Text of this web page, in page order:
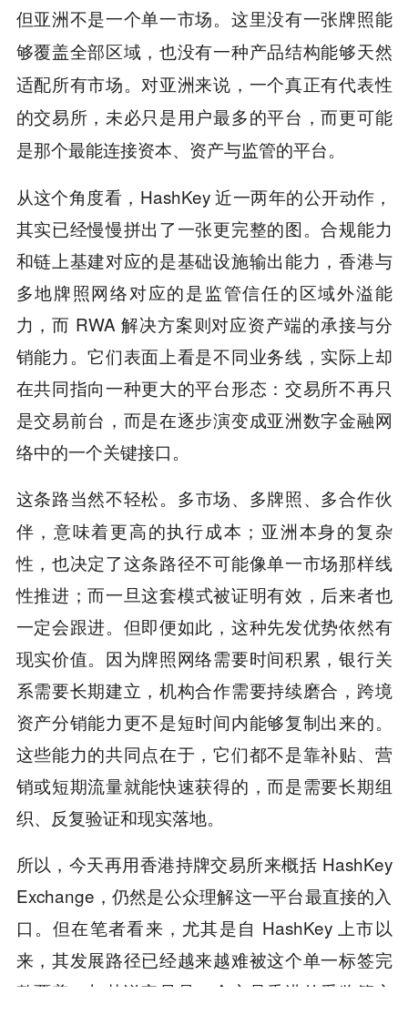
但亚洲不是一个单一市场。这里没有一张牌照能
够覆盖全部区域，也没有一种产品结构能够天然
适配所有市场。对亚洲来说，一个真正有代表性
的交易所，未必只是用户最多的平台，而更可能
是那个最能连接资本、资产与监管的平台。
从这个角度看，HashKey 近一两年的公开动作，
其实已经慢慢拼出了一张更完整的图。合规能力
和链上基建对应的是基础设施输出能力，香港与
多地牌照网络对应的是监管信任的区域外溢能
力，而 RWA 解决方案则对应资产端的承接与分
销能力。它们表面上看是不同业务线，实际上却
在共同指向一种更大的平台形态：交易所不再只
是交易前台，而是在逐步演变成亚洲数字金融网
络中的一个关键接口。
这条路当然不轻松。 多市场、多牌照、多合作伙
伴，意味着更高的执行成本；亚洲本身的复杂
性，也决定了这条路径不可能像单一市场那样线
性推进；而一旦这套模式被证明有效，后来者也
一定会跟进。但即便如此，这种先发优势依然有
现实价值。因为牌照网络需要时间积累，银行关
系需要长期建立，机构合作需要持续磨合，跨境
资产分销能力更不是短时间内能够复制出来的。
这些能力的共同点在于，它们都不是靠补贴、营
销或短期流量就能快速获得的，而是需要长期组
织、反复验证和现实落地。
所以，今天再用香港持牌交易所来概括 HashKey
Exchange，仍然是公众理解这一平台最直接的入
口。但在笔者看来，尤其是自 HashKey 上市以
来，其发展路径已经越来越难被这个单一标签完
整覆盖。与其说它只是一个立足香港的受监管交